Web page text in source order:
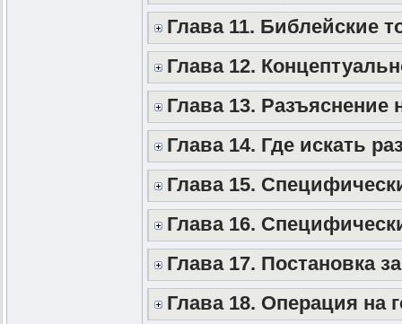
Глава 11. Библейские
Глава 12.
Глава 13. Разъяснение
Глава 14. Где искать
Глава 15.
Глава 16.
Глава 17. Постановка
Глава 18. Операция на